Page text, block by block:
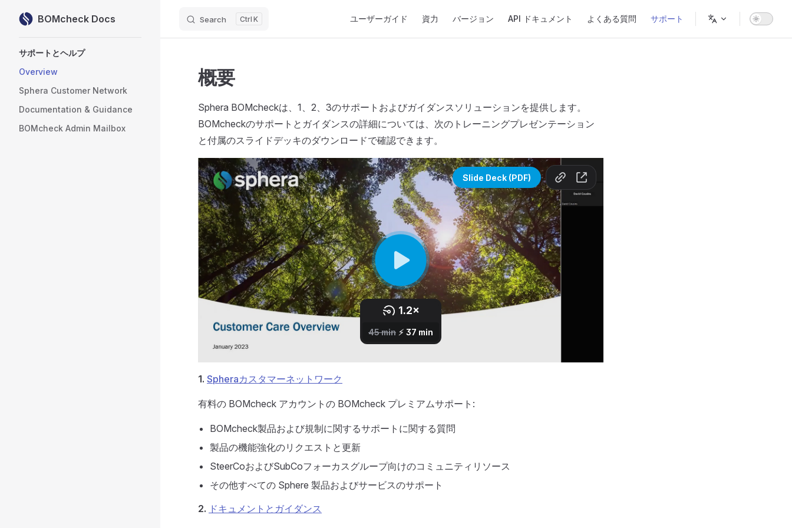
Skip to content
BOMcheck Docs Search K ユーザーガイド 資力 バージョン API ドキュメント よくある質問 サポート
サポートとヘルプ
Overview
Sphera Customer Network
Documentation & Guidance
BOMcheck Admin Mailbox
概要
Sphera BOMcheckは、1、2、3のサポートおよびガイダンスソリューションを提供します。
BOMcheckのサポートとガイダンスの詳細については、次のトレーニングプレゼンテーション
と付属のスライドデッキのダウンロードで確認できます。
1. Spheraカスタマーネットワーク
有料の BOMcheck アカウントの BOMcheck プレミアムサポート:
BOMcheck製品および規制に関するサポートに関する質問
製品の機能強化のリクエストと更新
SteerCoおよびSubCoフォーカスグループ向けのコミュニティリソース
その他すべての Sphere 製品およびサービスのサポート
2. ドキュメントとガイダンス